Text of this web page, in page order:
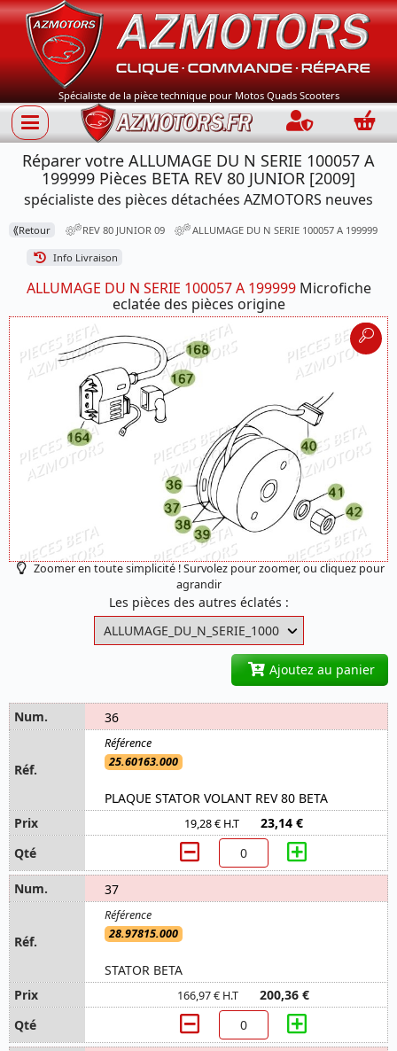
Spécialiste de la pièce technique pour Motos Quads Scooters
Connection
Réparer votre ALLUMAGE DU N SERIE 100057 A
199999 Pièces BETA REV 80 JUNIOR [2009]
spécialiste des pièces détachées AZMOTORS neuves
⟪Retour REV 80 JUNIOR 09 ALLUMAGE DU N SERIE 100057 A 199999
Info Livraison
ALLUMAGE DU N SERIE 100057 A 199999Microfiche
eclatée des pièces origine
Zoomer en toute simplicité ! Survolez pour zoomer, ou cliquez pour
agrandir
Les pièces des autres éclatés :
Ajoutez au panier
36
25.60163.000
PLAQUE STATOR VOLANT REV 80 BETA
19,28 € H.T 23,14 €
37
28.97815.000
STATOR BETA
166,97 € H.T 200,36 €